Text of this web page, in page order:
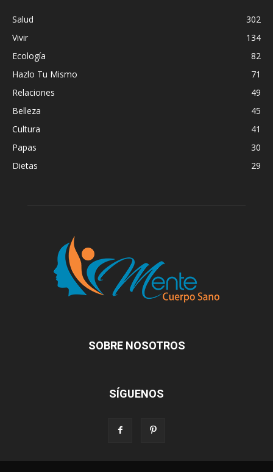
Salud
302
Vivir
134
Ecología
82
Hazlo Tu Mismo
71
Relaciones
49
Belleza
45
Cultura
41
Papas
30
Dietas
29
SOBRE NOSOTROS
SÍGUENOS